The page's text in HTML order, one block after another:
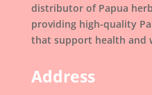
distributor of Papua
providing high-quality
that support health and
Address